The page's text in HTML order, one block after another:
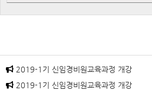
2019-1기 신임경비원교육과정 개강
2019-1기 신임경비원교육과정 개강